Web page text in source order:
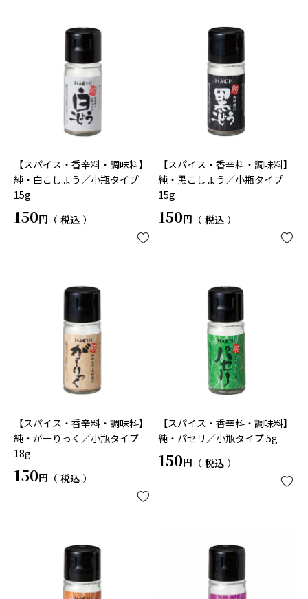
【スパイス・香辛料・調味料】
純・白こしょう／小瓶タイプ
15g
150 税込
【スパイス・香辛料・調味料】
純・黒こしょう／小瓶タイプ
15g
150 税込
【スパイス・香辛料・調味料】
純・がーりっく／小瓶タイプ
18g
150 税込
【スパイス・香辛料・調味料】
純・パセリ／小瓶タイプ 5g
150 税込